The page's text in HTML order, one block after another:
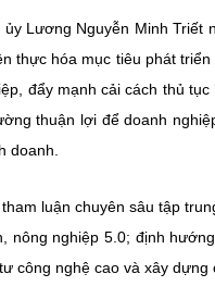
Lương Nguyễn Minh Triết
thực hóa mục tiêu phát
đẩy mạnh cải cách thủ
thuận lợi để doanh
doanh.
luận chuyên sâu tập
nông nghiệp 5.0; định
công nghệ cao và xây dựng